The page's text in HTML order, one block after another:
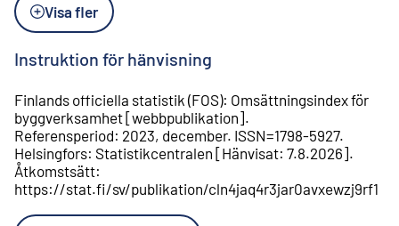
Visa fler
Instruktion för hänvisning
Finlands officiella statistik (FOS): Omsättningsindex för
byggverksamhet[webbpublikation].
Referensperiod: 2023, december. ISSN=1798-5927.
Helsingfors: Statistikcentralen [Hänvisat: 7.8.2026].
Åtkomstsätt:
https://stat.fi/sv/publikation/cln4jaq4r3jar0avxewzj9rf1